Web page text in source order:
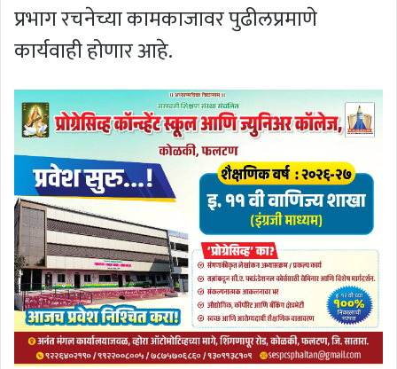
प्रभाग रचनेच्या कामकाजावर पुढीलप्रमाणे
कार्यवाही होणार आहे.